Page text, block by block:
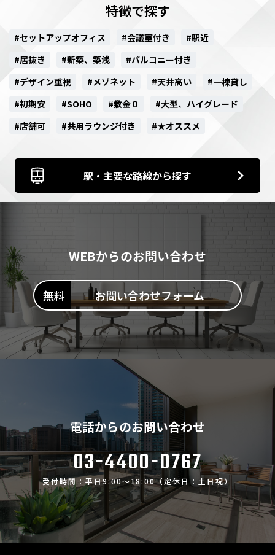
特徴で探す
#セットアップオフィス #会議室付き
#駅近
#居抜き
#新築、築浅
#バルコニー付き
#デザイン重視
#メゾネット #天井高い
#一棟貸し
#初期安
#SOHO #敷金０
#大型、ハイグレード
#店舗可
#共用ラウンジ付き #★オススメ
駅・主要な路線から探す
WEBからのお問い合わせ
お問い合わせフォーム
電話からのお問い合わせ
03-4400-0767
受付時間：平日9:00～18:00（定休日：土日祝）